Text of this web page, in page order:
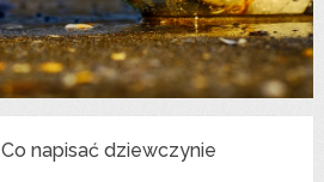
Co napisać dziewczynie